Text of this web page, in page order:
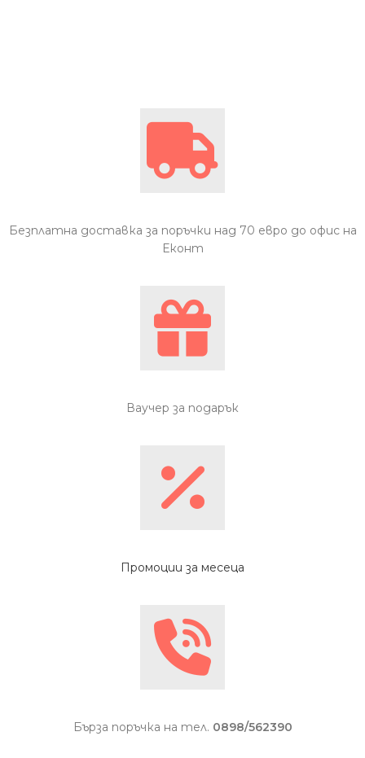
Безплатна доставка за поръчки над 70 евро до офис на
Еконт
Ваучер за подарък
Промоции за месеца
Бърза поръчка на тел. 0898/562390